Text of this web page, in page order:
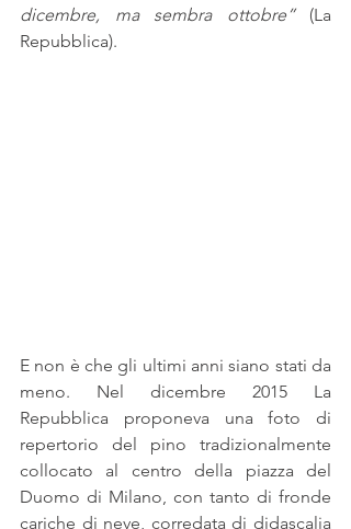
dicembre, ma sembra ottobre” (La
Repubblica).
E non è che gli ultimi anni siano stati da
meno. Nel dicembre 2015 La
Repubblica proponeva una foto di
repertorio del pino tradizionalmente
collocato al centro della piazza del
Duomo di Milano, con tanto di fronde
cariche di neve, corredata di didascalia